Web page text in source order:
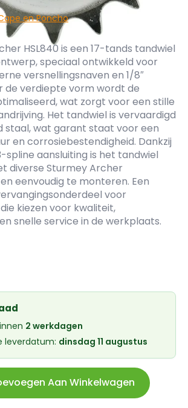
en Poncho
HSL840 is een 17-tands tandwiel
speciaal ontwikkeld voor
versnellingsnaven en 1/8″
de verdiepte vorm wordt de
wat zorgt voor een stille
Het tandwiel is vervaardigd
staal, wat garant staat voor een
en corrosiebestendigheid. Dankzij
spline aansluiting is het tandwiel
diverse Sturmey Archer
eenvoudig te monteren. Een
voor
kiezen voor kwaliteit,
snelle service in de werkplaats.
2 werkdagen
leverdatum: dinsdag 11 augustus
Aan Winkelwagen